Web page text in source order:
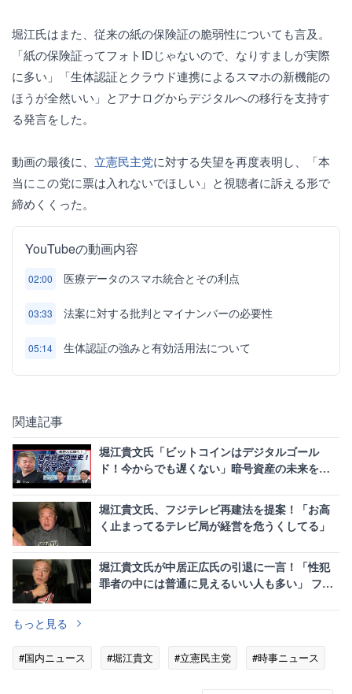
堀江氏はまた、従来の紙の保険証の脆弱性についても言及。
「紙の保険証ってフォトIDじゃないので、なりすましが実際
に多い」「生体認証とクラウド連携によるスマホの新機能の
ほうが全然いい」とアナログからデジタルへの移行を支持す
る発言をした。
動画の最後に、 立憲民主党に対する失望を再度表明し、「本
当にこの党に票は入れないでほしい」と視聴者に訴える形で
締めくくった。
YouTubeの動画内容
02:00 医療データのスマホ統合とその利点
03:33 法案に対する批判とマイナンバーの必要性
05:14 生体認証の強みと有効活用法について
関連記事
堀江貴文氏「ビットコインはデジタルゴール
ド！今からでも遅くない」暗号資産の未来を大
堀江貴文氏、フジテレビ再建法を提案！「お高
く止まってるテレビ局が経営を危うくしてる」
堀江貴文氏が中居正広氏の引退に一言！「性犯
罪者の中には普通に見えるいい人も多い」 フジ
もっと見る
#国内ニュース #堀江貴文 #立憲民主党 #時事ニュース